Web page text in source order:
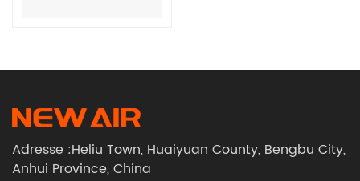
Adresse :Heliu Town, Huaiyuan County, Bengbu City,
Anhui Province, China